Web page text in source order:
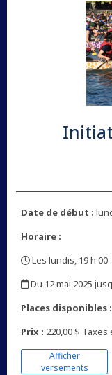
Date de début :
Horaire :
Les lundis, 19 h 00
Du 12 mai 2025
Places disponibles :
Prix : 220,00 $ Taxes
Afficher
versements